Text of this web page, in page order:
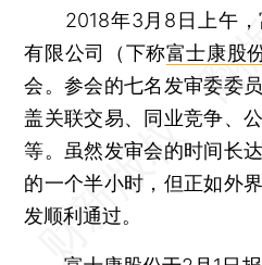
2018年3月8日上午，
有限公司（下称富士康股
会。参会的七名发审委委
盖关联交易、同业竞争、
等。虽然发审会的时间长
的一个半小时，但正如外
发顺利通过。